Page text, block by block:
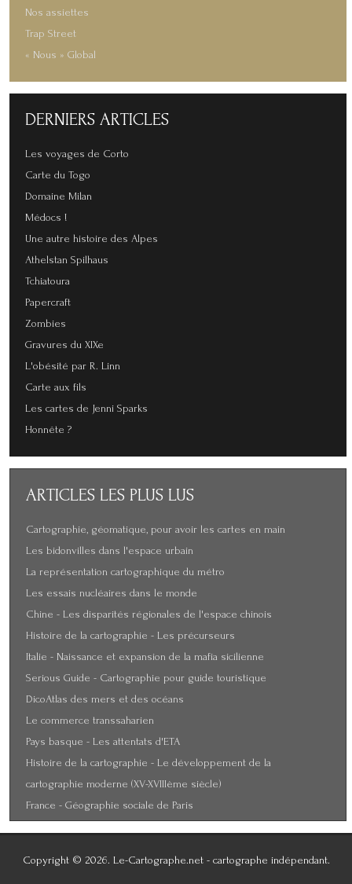
Nos assiettes
Trap Street
« Nous » Global
DERNIERS ARTICLES
Les voyages de Corto
Carte du Togo
Domaine Milan
Médocs !
Une autre histoire des Alpes
Athelstan Spilhaus
Tchiatoura
Papercraft
Zombies
Gravures du XIXe
L'obésité par R. Linn
Carte aux fils
Les cartes de Jenni Sparks
Honnête ?
ARTICLES LES PLUS LUS
Cartographie, géomatique, pour avoir les cartes en main
Les bidonvilles dans l'espace urbain
La représentation cartographique du métro
Les essais nucléaires dans le monde
Chine - Les disparités régionales de l'espace chinois
Histoire de la cartographie - Les précurseurs
Italie - Naissance et expansion de la mafia sicilienne
Serious Guide - Cartographie pour guide touristique
DicoAtlas des mers et des océans
Le commerce transsaharien
Pays basque - Les attentats d'ETA
Histoire de la cartographie - Le développement de la
cartographie moderne (XV-XVIIIème siècle)
France - Géographie sociale de Paris
Copyright © 2026. Le-Cartographe.net - cartographe indépendant.